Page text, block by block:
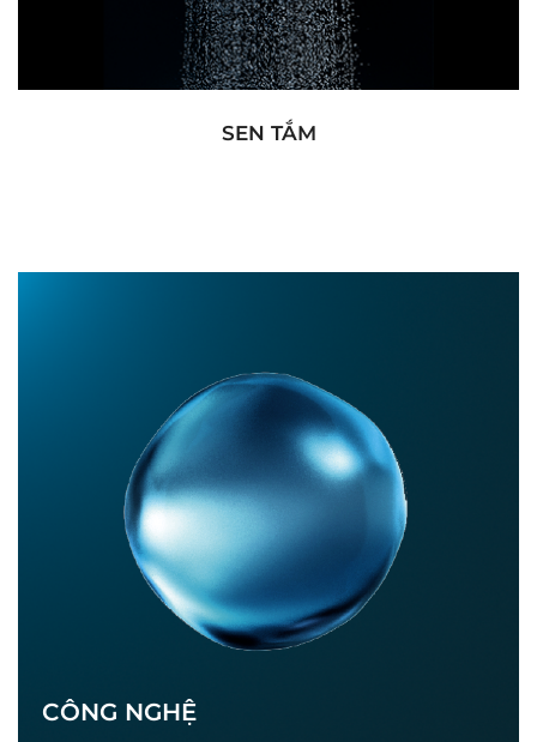
SEN TẮM
CÔNG NGHỆ